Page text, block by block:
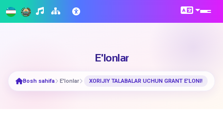
E'lonlar
Bosh sahifa E'lonlar ​XORIJIY TALABALAR UCHUN GRANT E’LONI!